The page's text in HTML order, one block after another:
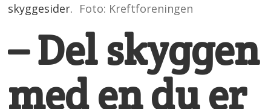
skyggesider. Foto: Kreftforeningen
– Del skyggen
med en du er